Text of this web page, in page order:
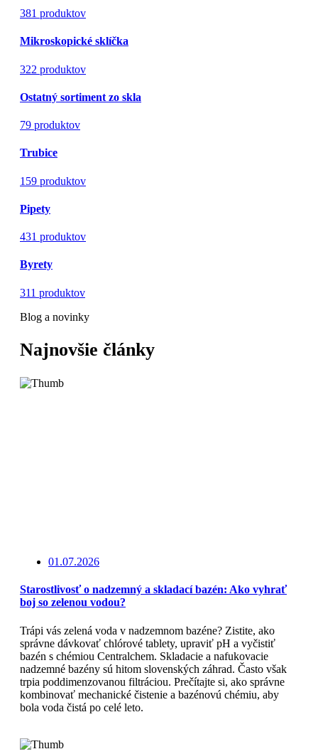
381 produktov
Mikroskopické sklíčka
322 produktov
Ostatný sortiment zo skla
79 produktov
Trubice
159 produktov
Pipety
431 produktov
Byrety
311 produktov
Blog a novinky
Najnovšie články
01.07.2026
Starostlivosť o nadzemný a skladací bazén: Ako vyhrať
boj so zelenou vodou?
Trápi vás zelená voda v nadzemnom bazéne? Zistite, ako
správne dávkovať chlórové tablety, upraviť pH a vyčistiť
bazén s chémiou Centralchem. Skladacie a nafukovacie
nadzemné bazény sú hitom slovenských záhrad. Často však
trpia poddimenzovanou filtráciou. Prečítajte si, ako správne
kombinovať mechanické čistenie a bazénovú chémiu, aby
bola voda čistá po celé leto.